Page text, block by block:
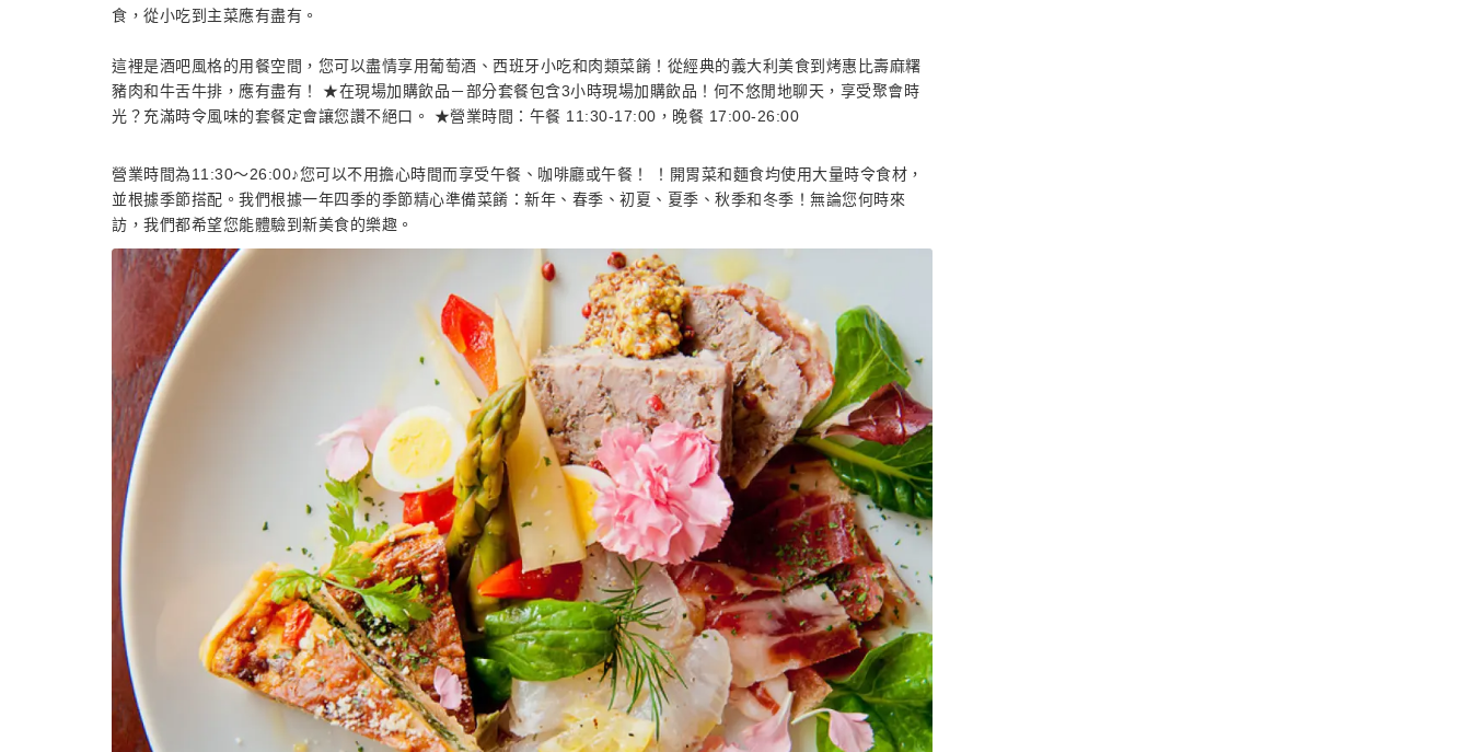
食，從小吃到主菜應有盡有。
這裡是酒吧風格的用餐空間，您可以盡情享用葡萄酒、西班牙小吃和肉類菜餚！從經典的義大利美食到烤惠比壽麻糬
豬肉和牛舌牛排，應有盡有！ ★在現場加購飲品－部分套餐包含3小時現場加購飲品！何不悠閒地聊天，享受聚會時
光？充滿時令風味的套餐定會讓您讚不絕口。 ★營業時間：午餐 11:30-17:00，晚餐 17:00-26:00
營業時間為11:30～26:00♪您可以不用擔心時間而享受午餐、咖啡廳或午餐！ ！開胃菜和麵食均使用大量時令食材，
並根據季節搭配。我們根據一年四季的季節精心準備菜餚：新年、春季、初夏、夏季、秋季和冬季！無論您何時來
訪，我們都希望您能體驗到新美食的樂趣。